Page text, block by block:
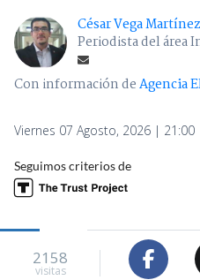
César Vega Martínez
Periodista del área
Con información deAgencia
Viernes 07 Agosto, 2026 | 21:00
Seguimos criterios de
2158
visitas